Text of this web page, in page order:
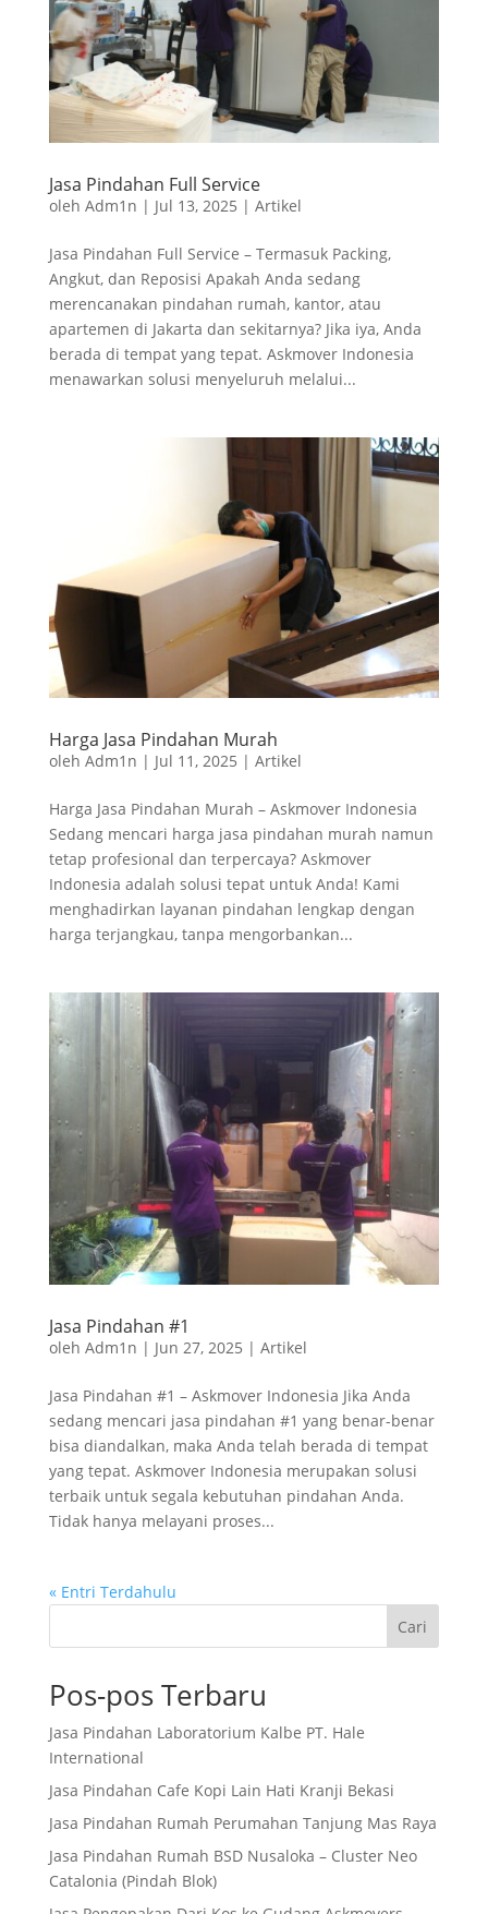
Jasa Pindahan Full Service
oleh Adm1n | Jul 13, 2025 | Artikel
Jasa Pindahan Full Service – Termasuk Packing,
Angkut, dan Reposisi Apakah Anda sedang
merencanakan pindahan rumah, kantor, atau
apartemen di Jakarta dan sekitarnya? Jika iya, Anda
berada di tempat yang tepat. Askmover Indonesia
menawarkan solusi menyeluruh melalui...
Harga Jasa Pindahan Murah
oleh Adm1n | Jul 11, 2025 | Artikel
Harga Jasa Pindahan Murah – Askmover Indonesia
Sedang mencari harga jasa pindahan murah namun
tetap profesional dan terpercaya? Askmover
Indonesia adalah solusi tepat untuk Anda! Kami
menghadirkan layanan pindahan lengkap dengan
harga terjangkau, tanpa mengorbankan...
Jasa Pindahan #1
oleh Adm1n | Jun 27, 2025 | Artikel
Jasa Pindahan #1 – Askmover Indonesia Jika Anda
sedang mencari jasa pindahan #1 yang benar-benar
bisa diandalkan, maka Anda telah berada di tempat
yang tepat. Askmover Indonesia merupakan solusi
terbaik untuk segala kebutuhan pindahan Anda.
Tidak hanya melayani proses...
« Entri Terdahulu
Cari
Pos-pos Terbaru
Jasa Pindahan Laboratorium Kalbe PT. Hale
International
Jasa Pindahan Cafe Kopi Lain Hati Kranji Bekasi
Jasa Pindahan Rumah Perumahan Tanjung Mas Raya
Jasa Pindahan Rumah BSD Nusaloka – Cluster Neo
Catalonia (Pindah Blok)